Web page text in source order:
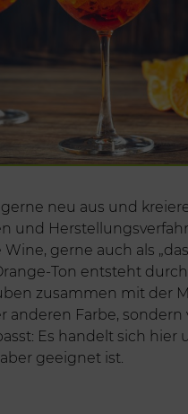
neu aus und
und
gerne auch als
Ton entsteht
zusammen mit der
anderen Farbe,
Es handelt sich
geeignet ist.